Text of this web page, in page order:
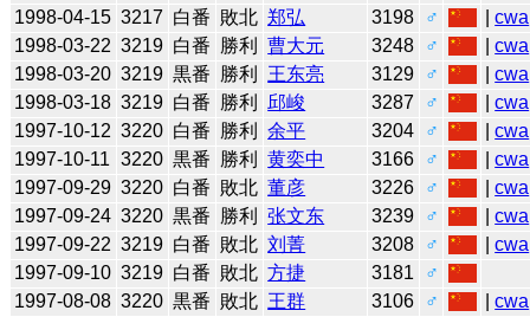
1998-04-15 3217 白番 敗北 郑弘 3198 ♂ |cwa
1998-03-22 3219 白番 勝利 曹大元 3248 ♂ |cwa
1998-03-20 3219 黒番 勝利 王东亮 3129 ♂ |cwa
1998-03-18 3219 白番 勝利 邱峻 3287 ♂ |cwa
1997-10-12 3220 白番 勝利 余平 3204 ♂ |cwa
1997-10-11 3220 黒番 勝利 黄奕中 3166 ♂ |cwa
1997-09-29 3220 白番 敗北 董彦 3226 ♂ |cwa
1997-09-24 3220 黒番 勝利 张文东 3239 ♂ |cwa
1997-09-22 3219 白番 敗北 刘菁 3208 ♂ |cwa
1997-09-10 3219 白番 敗北 方捷 3181
♂
1997-08-08 3220 黒番 敗北 王群 3106 ♂ |cwa